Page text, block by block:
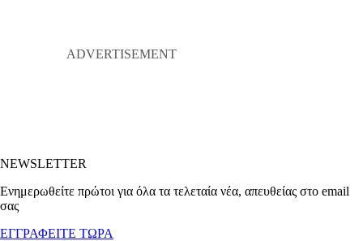
NEWSLETTER
Ενημερωθείτε πρώτοι για όλα τα τελεταία νέα, απευθείας στο email
σας
ΕΓΓΡΑΦΕΙΤΕ ΤΩΡΑ